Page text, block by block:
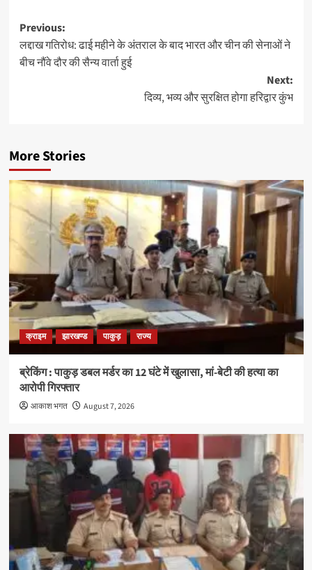
Post
navigation
Previous:
लद्दाख गतिरोध: ढाई महीने के अंतराल के बाद भारत और चीन की सेनाओं ने
बीच नौंवे दौर की सैन्य वार्ता हुई
Next:
दिव्य, भव्य और सुरक्षित होगा हरिद्वार कुंभ
More Stories
क्राइम झारखण्ड पाकुड़ राज्य
ब्रेकिंग : पाकुड़ डबल मर्डर का 12 घंटे में खुलासा, मां-बेटी की हत्या का
आरोपी गिरफ्तार
आकाश भगत August 7, 2026